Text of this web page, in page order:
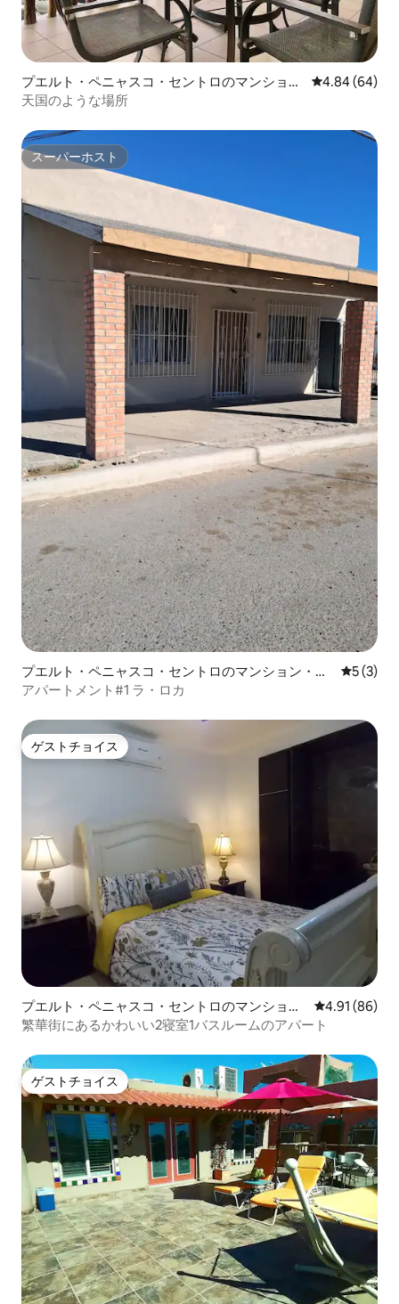
プエルト・ペニャスコ・セントロのマンショ
ン・アパート
レビュー64件
4.84 (64)
天国のような場所
スーパーホスト
スーパーホスト
プエルト・ペニャスコ・セントロのマンション・ア
パート
レビュー
5 (3)
アパートメント#1 ラ・ロカ
ゲストチョイス
ゲストチョイス
プエルト・ペニャスコ・セントロのマンショ
ン・アパート
レビュー86
4.91 (86)
繁華街にあるかわいい2寝室1バスルームのアパート
ゲストチョイス
ゲストチョイス